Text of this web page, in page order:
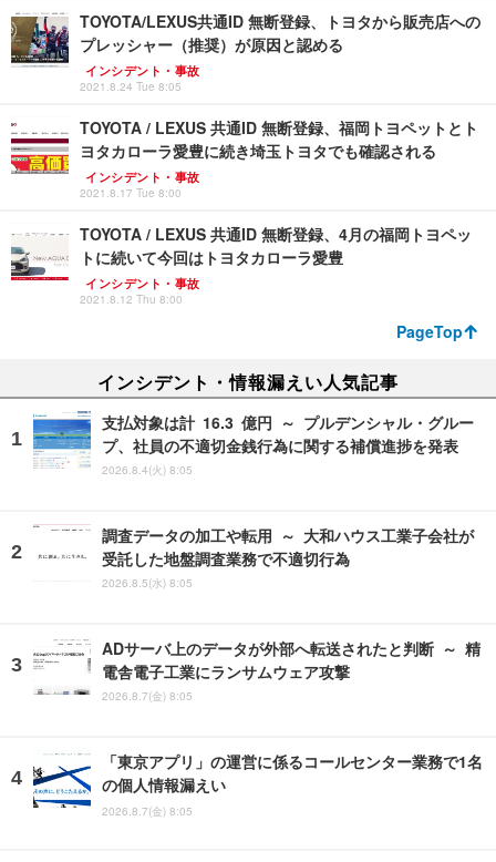
TOYOTA/LEXUS共通ID 無断登録、トヨタから販売店への
プレッシャー（推奨）が原因と認める
インシデント・事故
2021.8.24 Tue 8:05
TOYOTA / LEXUS 共通ID 無断登録、福岡トヨペットとト
ヨタカローラ愛豊に続き埼玉トヨタでも確認される
インシデント・事故
2021.8.17 Tue 8:00
TOYOTA / LEXUS 共通ID 無断登録、4月の福岡トヨペッ
トに続いて今回はトヨタカローラ愛豊
インシデント・事故
2021.8.12 Thu 8:00
PageTop
インシデント・情報漏えい人気記事
支払対象は計 16.3 億円 ～ プルデンシャル・グルー
プ、社員の不適切金銭行為に関する補償進捗を発表
2026.8.4(火) 8:05
調査データの加工や転用 ～ 大和ハウス工業子会社が
受託した地盤調査業務で不適切行為
2026.8.5(水) 8:05
ADサーバ上のデータが外部へ転送されたと判断 ～ 精
電舎電子工業にランサムウェア攻撃
2026.8.7(金) 8:05
「東京アプリ」の運営に係るコールセンター業務で1名
の個人情報漏えい
2026.8.7(金) 8:05